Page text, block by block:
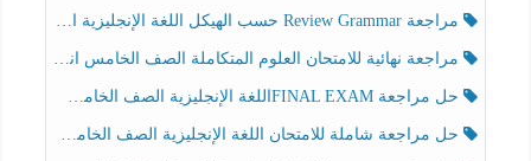
مراجعة Review Grammar حسب الهيكل اللغة الإنجليزية الصف الخامس الفصل الثالث
مراجعة نهائية للامتحان العلوم المتكاملة الصف الخامس انسبير الفصل الثالث
حل مراجعة FINAL EXAMاللغة الإنجليزية الصف الخامس الفصل الثالث
حل مراجعة شاملة للامتحان اللغة الإنجليزية الصف الخامس الفصل الثالث